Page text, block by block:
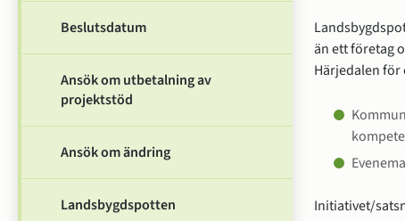
Beslutsdatum
Ansök om utbetalning av
projektstöd
Ansök om ändring
Landsbygdspotten
än ett företag
Härjedalen för
Initiativet/